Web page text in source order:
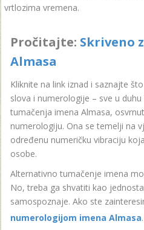
vrtlozima vremena.
Pročitajte: Skriveno
Almasa
Kliknite na link iznad i saznajte
slova i numerologije – sve u
tumačenja imena Almasa,
numerologiju. Ona se temelji na
određenu numeričku vibraciju
osobe.
Alternativno tumačenje imena
No, treba ga shvatiti kao
samospoznaje. Ako ste
numerologijom imena Almasa.